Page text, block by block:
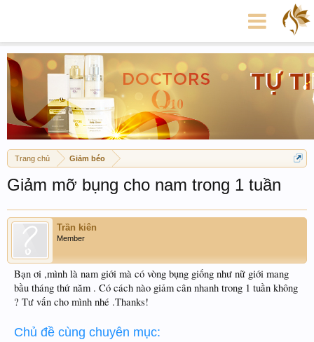
Trang chủ Giảm béo
Giảm mỡ bụng cho nam trong 1 tuần
Trần kiên
Member
Bạn ơi ,mình là nam giới mà có vòng bụng giống như nữ giới mang
bầu tháng thứ năm . Có cách nào giảm cân nhanh trong 1 tuần không
? Tư vấn cho mình nhé .Thanks!
Chủ đề cùng chuyên mục: